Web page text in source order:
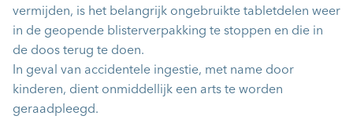
vermijden, is het belangrijk ongebruikte tabletdelen weer
in de geopende blisterverpakking te stoppen en die in
de doos terug te doen.
In geval van accidentele ingestie, met name door
kinderen, dient onmiddellijk een arts te worden
geraadpleegd.